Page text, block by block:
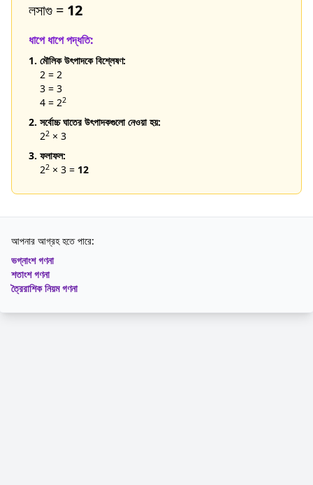
লসাগু = 12
ধাপে ধাপে পদ্ধতি:
1. মৌলিক উৎপাদকে বিশ্লেষণ:
2 = 2
3 = 3
4 = 22
2. সর্বোচ্চ ঘাতের উৎপাদকগুলো নেওয়া হয়:
22 × 3
3. ফলাফল:
22 × 3 = 12
আপনার আগ্রহ হতে পারে:
ভগ্নাংশ গণনা
শতাংশ গণনা
ত্রৈরাশিক নিয়ম গণনা